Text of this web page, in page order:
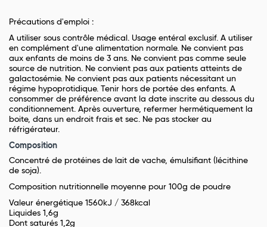
Précautions d'emploi :
A utiliser sous contrôle médical. Usage entéral exclusif. A utiliser
en complément d'une alimentation normale. Ne convient pas
aux enfants de moins de 3 ans. Ne convient pas comme seule
source de nutrition. Ne convient pas aux patients atteints de
galactosémie. Ne convient pas aux patients nécessitant un
régime hypoprotidique. Tenir hors de portée des enfants. A
consommer de préférence avant la date inscrite au dessous du
conditionnement. Après ouverture, refermer hermétiquement la
boite, dans un endroit frais et sec. Ne pas stocker au
réfrigérateur.
Composition
Concentré de protéines de lait de vache, émulsifiant (lécithine
de soja).
Composition nutritionnelle moyenne pour 100g de poudre
Valeur énergétique 1560kJ / 368kcal
Liquides 1,6g
Dont saturés 1,2g